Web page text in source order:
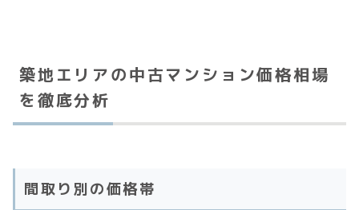
築地エリアの中古マンション価格相場
を徹底分析
間取り別の価格帯